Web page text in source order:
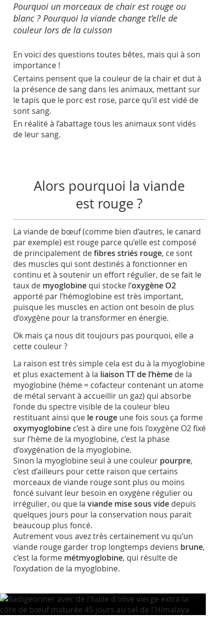
Pourquoi un morceaux de chair est rouge ou
blanc ? Pourquoi la viande change t’elle de
couleur lors de la cuisson
En voici des questions toutes bêtes, mais qui à son
importance !
Certains pensent que la couleur de la chair et dut à
la présence de sang dans les animaux, mettant sur
le tapis que le porc est rose, parce qu’il est vidé de
sont sang.
En réalité à l’abattage tous les animaux sont vidés
de leur sang.
Alors pourquoi la viande
est rouge ?
La viande de bœuf (comme bien d’autres, le canard
par exemple) est rouge parce qu’elle est composé
de principalement defibres striés rouge, ce sont
des muscles qui sont destinés à fonctionner en
continu et à soutenir un effort régulier, de se fait le
taux de myoglobinequi stocke l’oxygène O2
apporté par l’hémoglobine est très important,
puisque les muscles en action ont besoin de plus
d’oxygène pour la transformer en énergie.
Ok mais ça nous dit toujours pas pourquoi, elle a
cette couleur ?
La raison est très simple cela est du à la myoglobine
et plus exactement à la liaison TT de l’hèmede la
myoglobine (hème = cofacteur contenant un atome
de métal servant à accueillir un gaz) qui absorbe
l’onde du spectre visible de la couleur bleu
restituant ainsi que le rougeune fois sous ça forme
oxymyoglobinec’est à dire une fois l’oxygène O2 fixé
sur l’hème de la myoglobine, c’est la phase
d’oxygénation de la myoglobine.
Sinon la myoglobine seul à une couleur pourpre,
c’est d’ailleurs pour cette raison que certains
morceaux de viande rouge sont plus ou moins
foncé suivant leur besoin en oxygène régulier ou
irrégulier, ou que la viande mise sous videdepuis
quelques jours pour la conservation nous parait
beaucoup plus foncé.
Autrement vous avez très certainement vu qu’un
viande rouge garder trop longtemps deviens brune,
c’est la forme métmyoglobine, qui résulte de
l’oxydation de la myoglobine.